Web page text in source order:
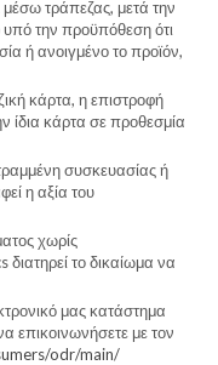
τράπεζας, μετά την
την προϋπόθεση ότι
ή ανοιγμένο το προϊόν,
κάρτα, η επιστροφή
ίδια κάρτα σε προθεσμία
συσκευασίας ή
η αξία του
χωρίς
το δικαίωμα να
μας κατάστημα
επικοινωνήσετε με τον
odr/main/